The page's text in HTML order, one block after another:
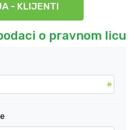
- KLIJENTI
o pravnom licu